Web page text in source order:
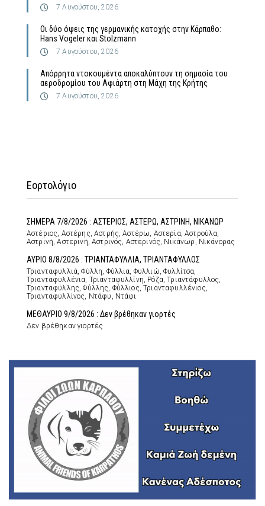
7 Αυγούστου, 2026
Οι δύο όψεις της γερμανικής κατοχής στην Κάρπαθο:
Hans Vogeler και Stolzmann
7 Αυγούστου, 2026
Απόρρητα ντοκουμέντα αποκαλύπτουν τη σημασία του
αεροδρομίου του Αφιάρτη στη Μάχη της Κρήτης
7 Αυγούστου, 2026
Εορτολόγιο
ΣΗΜΕΡΑ 7/8/2026 : ΑΣΤΕΡΙΟΣ, ΑΣΤΕΡΩ, ΑΣΤΡΙΝΗ, ΝΙΚΑΝΩΡ
Αστέριος, Αστέρης, Αστρής, Αστέρω, Αστερία, Αστρούλα,
Αστρινή, Αστερινή, Αστρινός, Αστερινός, Νικάνωρ, Νικάνορας
ΑΥΡΙΟ 8/8/2026 : ΤΡΙΑΝΤΑΦΥΛΛΙΑ, ΤΡΙΑΝΤΑΦΥΛΛΟΣ
Τριανταφυλλιά, Φύλλη, Φύλλια, Φυλλιώ, Φυλλίτσα,
Τριανταφυλλένια, Τριανταφυλλίνη, Ρόζα, Τριαντάφυλλος,
Τριανταφύλλης, Φύλλης, Φύλλιος, Τριανταφυλλένιος,
Τριανταφυλλίνος, Ντάφυ, Ντάφι
ΜΕΘΑΥΡΙΟ 9/8/2026 : Δεν βρέθηκαν γιορτές
Δεν βρέθηκαν γιορτές